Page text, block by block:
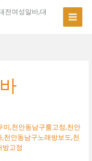
전여성알바,대